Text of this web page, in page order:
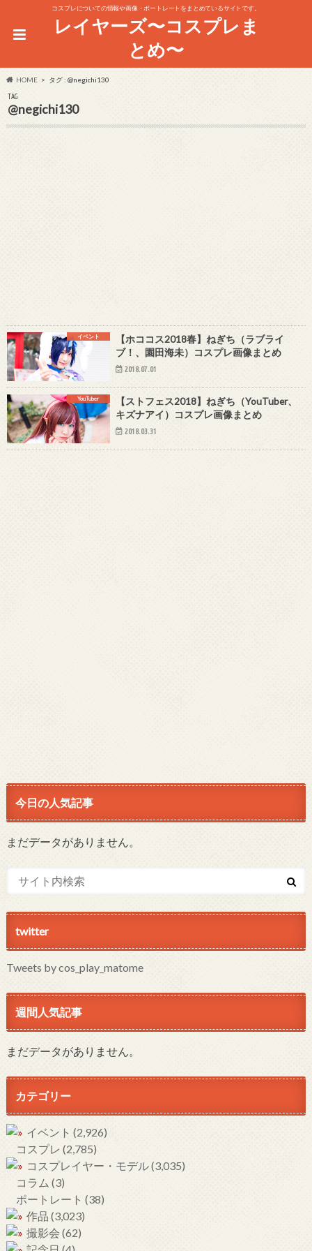
コスプレについての情報や画像・ポートレートをまとめているサイトです。
レイヤーズ〜コスプレま
とめ〜
HOME タグ : @negichi130
TAG
@negichi130
イベント
【ホココス2018春】ねぎち（ラブライ
ブ！、園田海未）コスプレ画像まとめ
2018.07.01
YouTuber
【ストフェス2018】ねぎち（YouTuber、
キズナアイ）コスプレ画像まとめ
2018.03.31
今日の人気記事
まだデータがありません。
twitter
Tweets by cos_play_matome
週間人気記事
まだデータがありません。
カテゴリー
イベント (2,926)
コスプレ (2,785)
コスプレイヤー・モデル(3,035)
コラム (3)
ポートレート (38)
作品 (3,023)
撮影会 (62)